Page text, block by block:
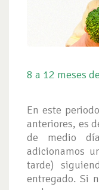
8 a 12 meses
En este
anteriores, es
de medio
adicionamos
tarde)
entregado. Si